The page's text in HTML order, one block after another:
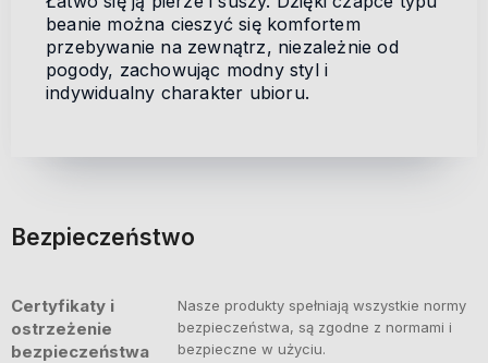
beanie można cieszyć się komfortem
przebywanie na zewnątrz, niezależnie od
pogody, zachowując modny styl i
indywidualny charakter ubioru.
Bezpieczeństwo
Certyfikaty i
ostrzeżenie
bezpieczeństwa
Nasze produkty spełniają wszystkie normy
bezpieczeństwa, są zgodne z normami i
bezpieczne w użyciu.